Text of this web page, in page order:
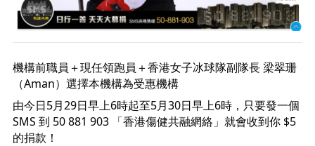
機構前職員＋現任領跑員＋香港女子冰球隊副隊長 梁翠珊
（Aman）選擇本機構為受惠機構
由今日5月29日早上6時起至5月30日早上6時，只要發一個
SMS 到 50 881 903 「香港傷健共融網絡」就會收到你 $5
的捐款！